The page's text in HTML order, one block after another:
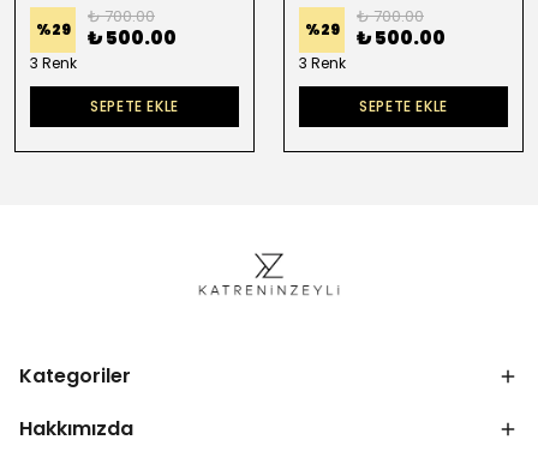
%29
₺ 700.00
₺ 500.00
3 Renk
SEPETE EKLE
%29
₺ 700.00
₺ 500.00
3 Renk
SEPETE EKLE
Kategoriler
Hakkımızda